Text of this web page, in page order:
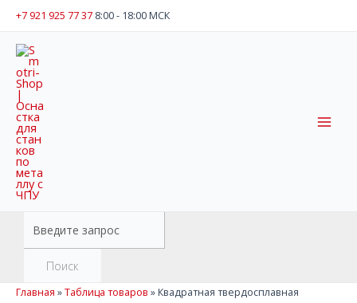
Перейти
содержимому
+7 921 925 77 37 8:00 - 18:00 МСК
товаров
Поиск
Главная »Таблица товаров » Квадратная твердосплавная